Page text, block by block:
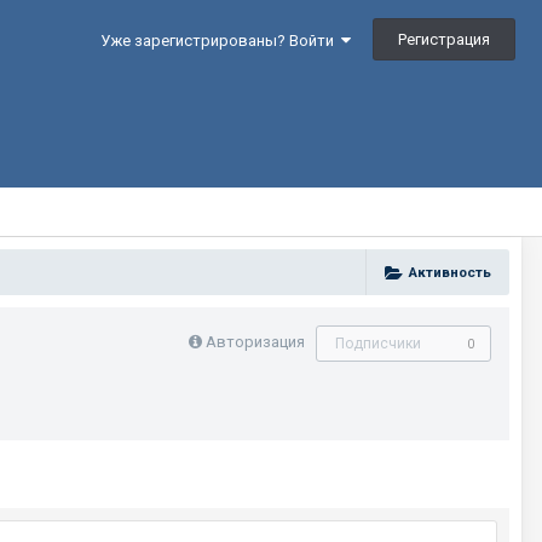
Уже зарегистрированы? Войти Регистрация
Активность
Авторизация Подписчики 0